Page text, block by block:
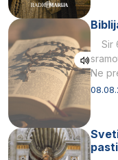
Sir
Ne